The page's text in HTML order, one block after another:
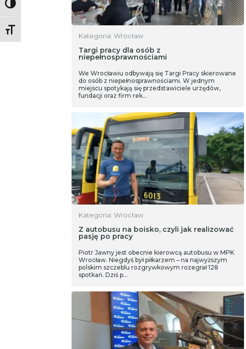
Toggle High Contrast
Toggle Font size Kategoria: Wrocław
Targi pracy dla osób z
niepełnosprawnościami
We Wrocławiu odbywają się Targi Pracy skierowane
do osób z niepełnosprawnościami. W jednym
miejscu spotykają się przedstawiciele urzędów,
fundacji oraz firm rek…
Kategoria: Wrocław
Z autobusu na boisko, czyli jak realizować
pasję po pracy
Piotr Jawny jest obecnie kierowcą autobusu w MPK
Wrocław. Niegdyś był piłkarzem – na najwyższym
polskim szczeblu rozgrywkowym rozegrał 128
spotkań. Dziś p…